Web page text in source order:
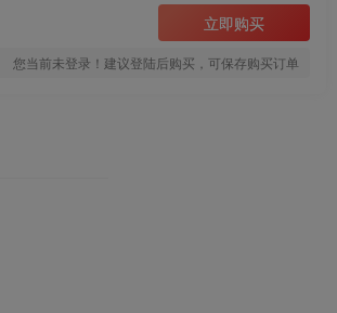
立即购买
您当前未登录！建议登陆后购买，可保存购买订单